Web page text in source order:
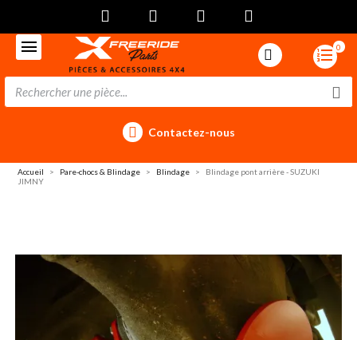
0
Contactez-nous
Accueil Pare-chocs & Blindage Blindage
Blindage pont arrière - SUZUKI
JIMNY